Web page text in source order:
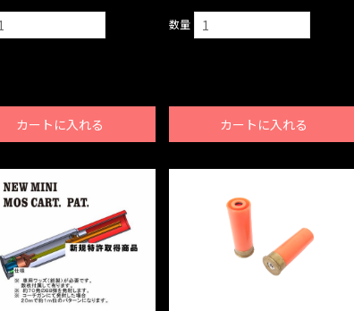
カートに入れる
数量
カートに入れる